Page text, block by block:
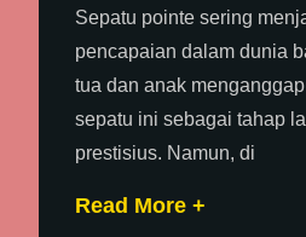
Sepatu pointe sering
pencapaian dalam dunia
tua dan anak
sepatu ini sebagai tahap
prestisius. Namun, di
Read More +